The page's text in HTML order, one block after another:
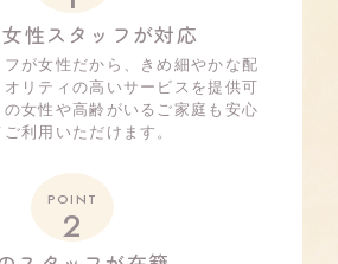
性スタッフが対応
が女性だから、きめ細やかな配
リティの高いサービスを提供可
女性や高齢がいるご家庭も安心
ご利用いただけます。
POINT
2